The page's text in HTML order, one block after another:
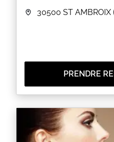
30500 ST AMBROIX
PRENDRE